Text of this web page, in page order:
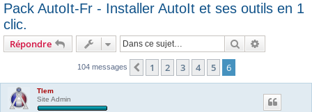
h
Pack AutoIt-Fr - Installer AutoIt et ses outils en 1
clic.
Répondre Rechercher
104 messages Précédente
1 2 3 4 5 6
Tlem
Site Admin